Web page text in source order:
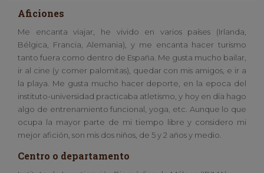
Aficiones
Me encanta viajar, he vivido en varios países (Irlanda,
Bélgica, Francia, Alemania), y me encanta hacer turismo
tanto fuera como dentro de España. Me gusta mucho bailar,
ir al cine (y comer palomitas), quedar con mis amigos, e ir a
la playa. Me gusta mucho hacer deporte, en la epoca del
instituto-universidad practicaba atletismo, y hoy en día hago
algo de entrenamiento funcional, yoga, etc. Aunque lo que
ocupa la mayor parte de mi tiempo libre y considero mi
mejor afición, son mis dos niños, de 5 y 2 años y medio.
Centro o departamento